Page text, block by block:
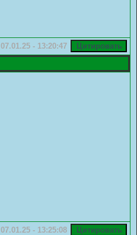
07.01.25 - 13:20:47
07.01.25 - 13:25:08